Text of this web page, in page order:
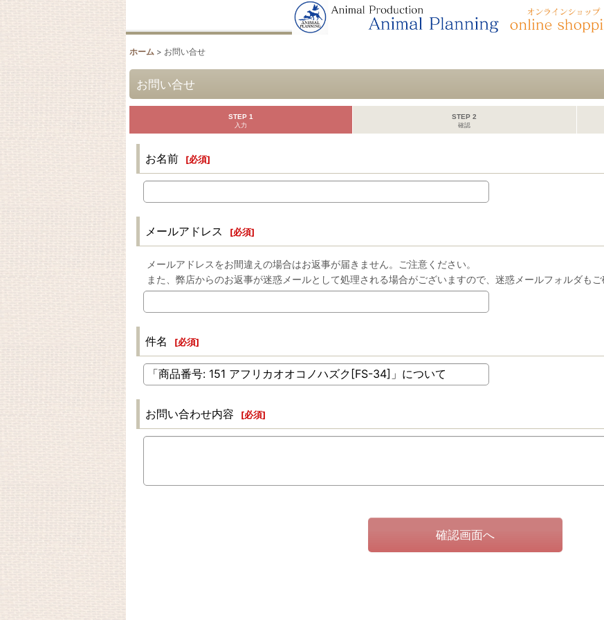
ホーム > お問い合せ
お問い合せ
STEP 1
入力
STEP 2
確認
お名前 [必須]
メールアドレス [必須]
メールアドレスをお間違えの場合はお返事が届きません。ご注意ください。
また、弊店からのお返事が迷惑メールとして処理される場合がございますので、迷惑メールフォルダもご
件名 [必須]
お問い合わせ内容 [必須]
確認画面へ